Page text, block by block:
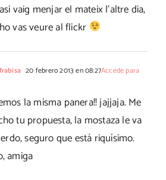
vaig menjar el mateix l'altre dia,
vas veure al flickr
20 febrero 2013 en 08:27Accede para
la misma panera!! jajjaja. Me
tu propuesta, la mostaza le va
seguro que está riquísimo.
amiga